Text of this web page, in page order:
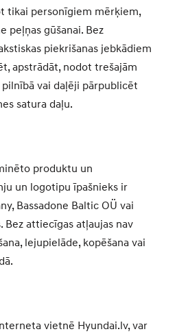
tikai personīgiem mērķiem,
peļņas gūšanai. Bez
piekrišanas jebkādiem
apstrādāt, nodot trešajām
vai daļēji pārpublicēt
satura daļu.
produktu un
un logotipu īpašnieks ir
Bassadone Baltic OÜ vai
Bez attiecīgas atļaujas nav
lejupielāde, kopēšana vai
vietnē Hyundai.lv, var